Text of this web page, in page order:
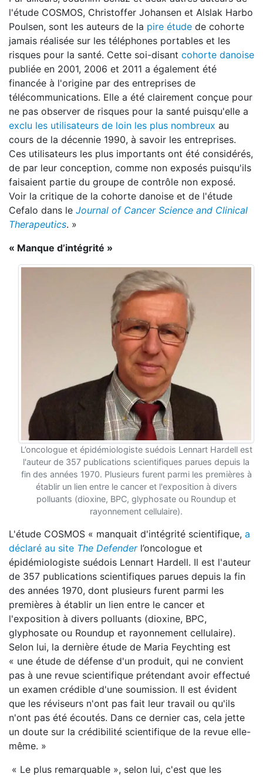
l'étude COSMOS, Christoffer Johansen et Alslak Harbo
Poulsen, sont les auteurs de la pire étude de cohorte
jamais réalisée sur les téléphones portables et les
risques pour la santé. Cette soi-disant cohorte danoise
publiée en 2001, 2006 et 2011 a également été
financée à l'origine par des entreprises de
télécommunications. Elle a été clairement conçue pour
ne pas observer de risques pour la santé puisqu'elle a
exclu les utilisateurs de loin les plus nombreux au
cours de la décennie 1990, à savoir les entreprises.
Ces utilisateurs les plus importants ont été considérés,
de par leur conception, comme non exposés puisqu'ils
faisaient partie du groupe de contrôle non exposé.
Voir la critique de la cohorte danoise et de l'étude
Cefalo dans le Journal of Cancer Science and Clinical
Therapeutics. »
« Manque d’intégrité »
L’oncologue et épidémiologiste suédois Lennart Hardell est
l'auteur de 357 publications scientifiques parues depuis la
fin des années 1970. Plusieurs furent parmi les premières à
établir un lien entre le cancer et l'exposition à divers
polluants (dioxine, BPC, glyphosate ou Roundup et
rayonnement cellulaire).
L'étude COSMOS « manquait d'intégrité scientifique, a
déclaré au site The Defenderl’oncologue et
épidémiologiste suédois Lennart Hardell. Il est l'auteur
de 357 publications scientifiques parues depuis la fin
des années 1970, dont plusieurs furent parmi les
premières à établir un lien entre le cancer et
l'exposition à divers polluants (dioxine, BPC,
glyphosate ou Roundup et rayonnement cellulaire).
Selon lui, la dernière étude de Maria Feychting est
« une étude de défense d'un produit, qui ne convient
pas à une revue scientifique prétendant avoir effectué
un examen crédible d'une soumission. Il est évident
que les réviseurs n'ont pas fait leur travail ou qu'ils
n'ont pas été écoutés. Dans ce dernier cas, cela jette
un doute sur la crédibilité scientifique de la revue elle-
même. »
« Le plus remarquable », selon lui, c'est que les